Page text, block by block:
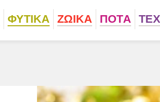
ΦΥΤΙΚA ΖΩΙΚA ΠΟΤA